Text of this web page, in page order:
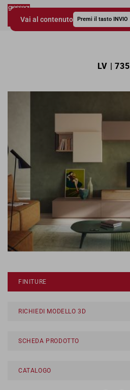
Vai al contenuto Premi il tasto INVIO
Giessegi.it
LV | 735
FINITURE
RICHIEDI MODELLO 3D
SCHEDA PRODOTTO
CATALOGO